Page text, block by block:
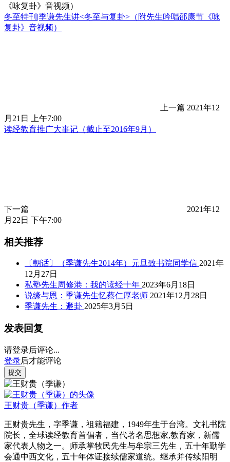
冬至特刊|季谦先生讲<冬至与复卦>（附先生吟唱邵康节《咏
复卦》音视频）
上一篇 2021年12
月21日 上午7:00
读经教育推广大事记（截止至2016年9月）
下一篇
2021年12
月22日 下午7:00
相关推荐
〔朝话〕（季谦先生2014年）元旦致书院同学信 2021年
12月27日
私塾先生周修港：我的读经十年 2023年6月18日
说缘与恩：季谦先生忆蔡仁厚老师 2021年12月28日
季谦先生：遯卦 2025年3月5日
发表回复
请登录后评论...
登录后才能评论
提交
王财贵（季谦） 作者
王财贵先生，字季谦，祖籍福建，1949年生于台湾。文礼书院
院长，全球读经教育首倡者，当代著名思想家,教育家，新儒
家代表人物之一。师承掌牧民先生与牟宗三先生，五十年勤学
会通中西文化，五十年体证接续儒家道统。继承并传续阳明